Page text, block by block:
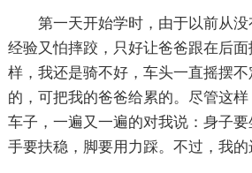
第一天开始学时，由于以前从
经验又怕摔跤，只好让爸爸跟在后
样，我还是骑不好，车头一直摇摆
的，可把我的爸爸给累的。尽管这
车子，一遍又一遍的对我说：身子要
手要扶稳，脚要用力踩。不过，我的